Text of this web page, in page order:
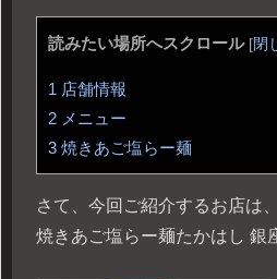
読みたい場所へスクロール [閉
1 店舗情報
2 メニュー
3 焼きあご塩らー麺
さて、今回ご紹介するお店は、
焼きあご塩らー麺たかはし 銀